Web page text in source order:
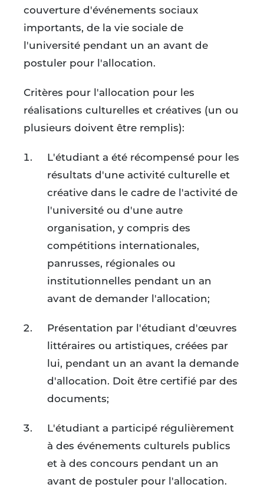
couverture d'événements sociaux
importants, de la vie sociale de
l'université pendant un an avant de
postuler pour l'allocation.
Critères pour l'allocation pour les
réalisations culturelles et créatives (un ou
plusieurs doivent être remplis):
L'étudiant a été récompensé pour les
résultats d'une activité culturelle et
créative dans le cadre de l'activité de
l'université ou d'une autre
organisation, y compris des
compétitions internationales,
panrusses, régionales ou
institutionnelles pendant un an
avant de demander l'allocation;
Présentation par l'étudiant d'œuvres
littéraires ou artistiques, créées par
lui, pendant un an avant la demande
d'allocation. Doit être certifié par des
documents;
L'étudiant a participé régulièrement
à des événements culturels publics
et à des concours pendant un an
avant de postuler pour l'allocation.